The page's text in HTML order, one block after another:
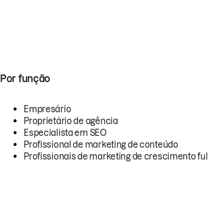
Por função
Empresário
Proprietário de agência
Especialista em SEO
Profissional de marketing de conteúdo
Profissionais de marketing de crescimento